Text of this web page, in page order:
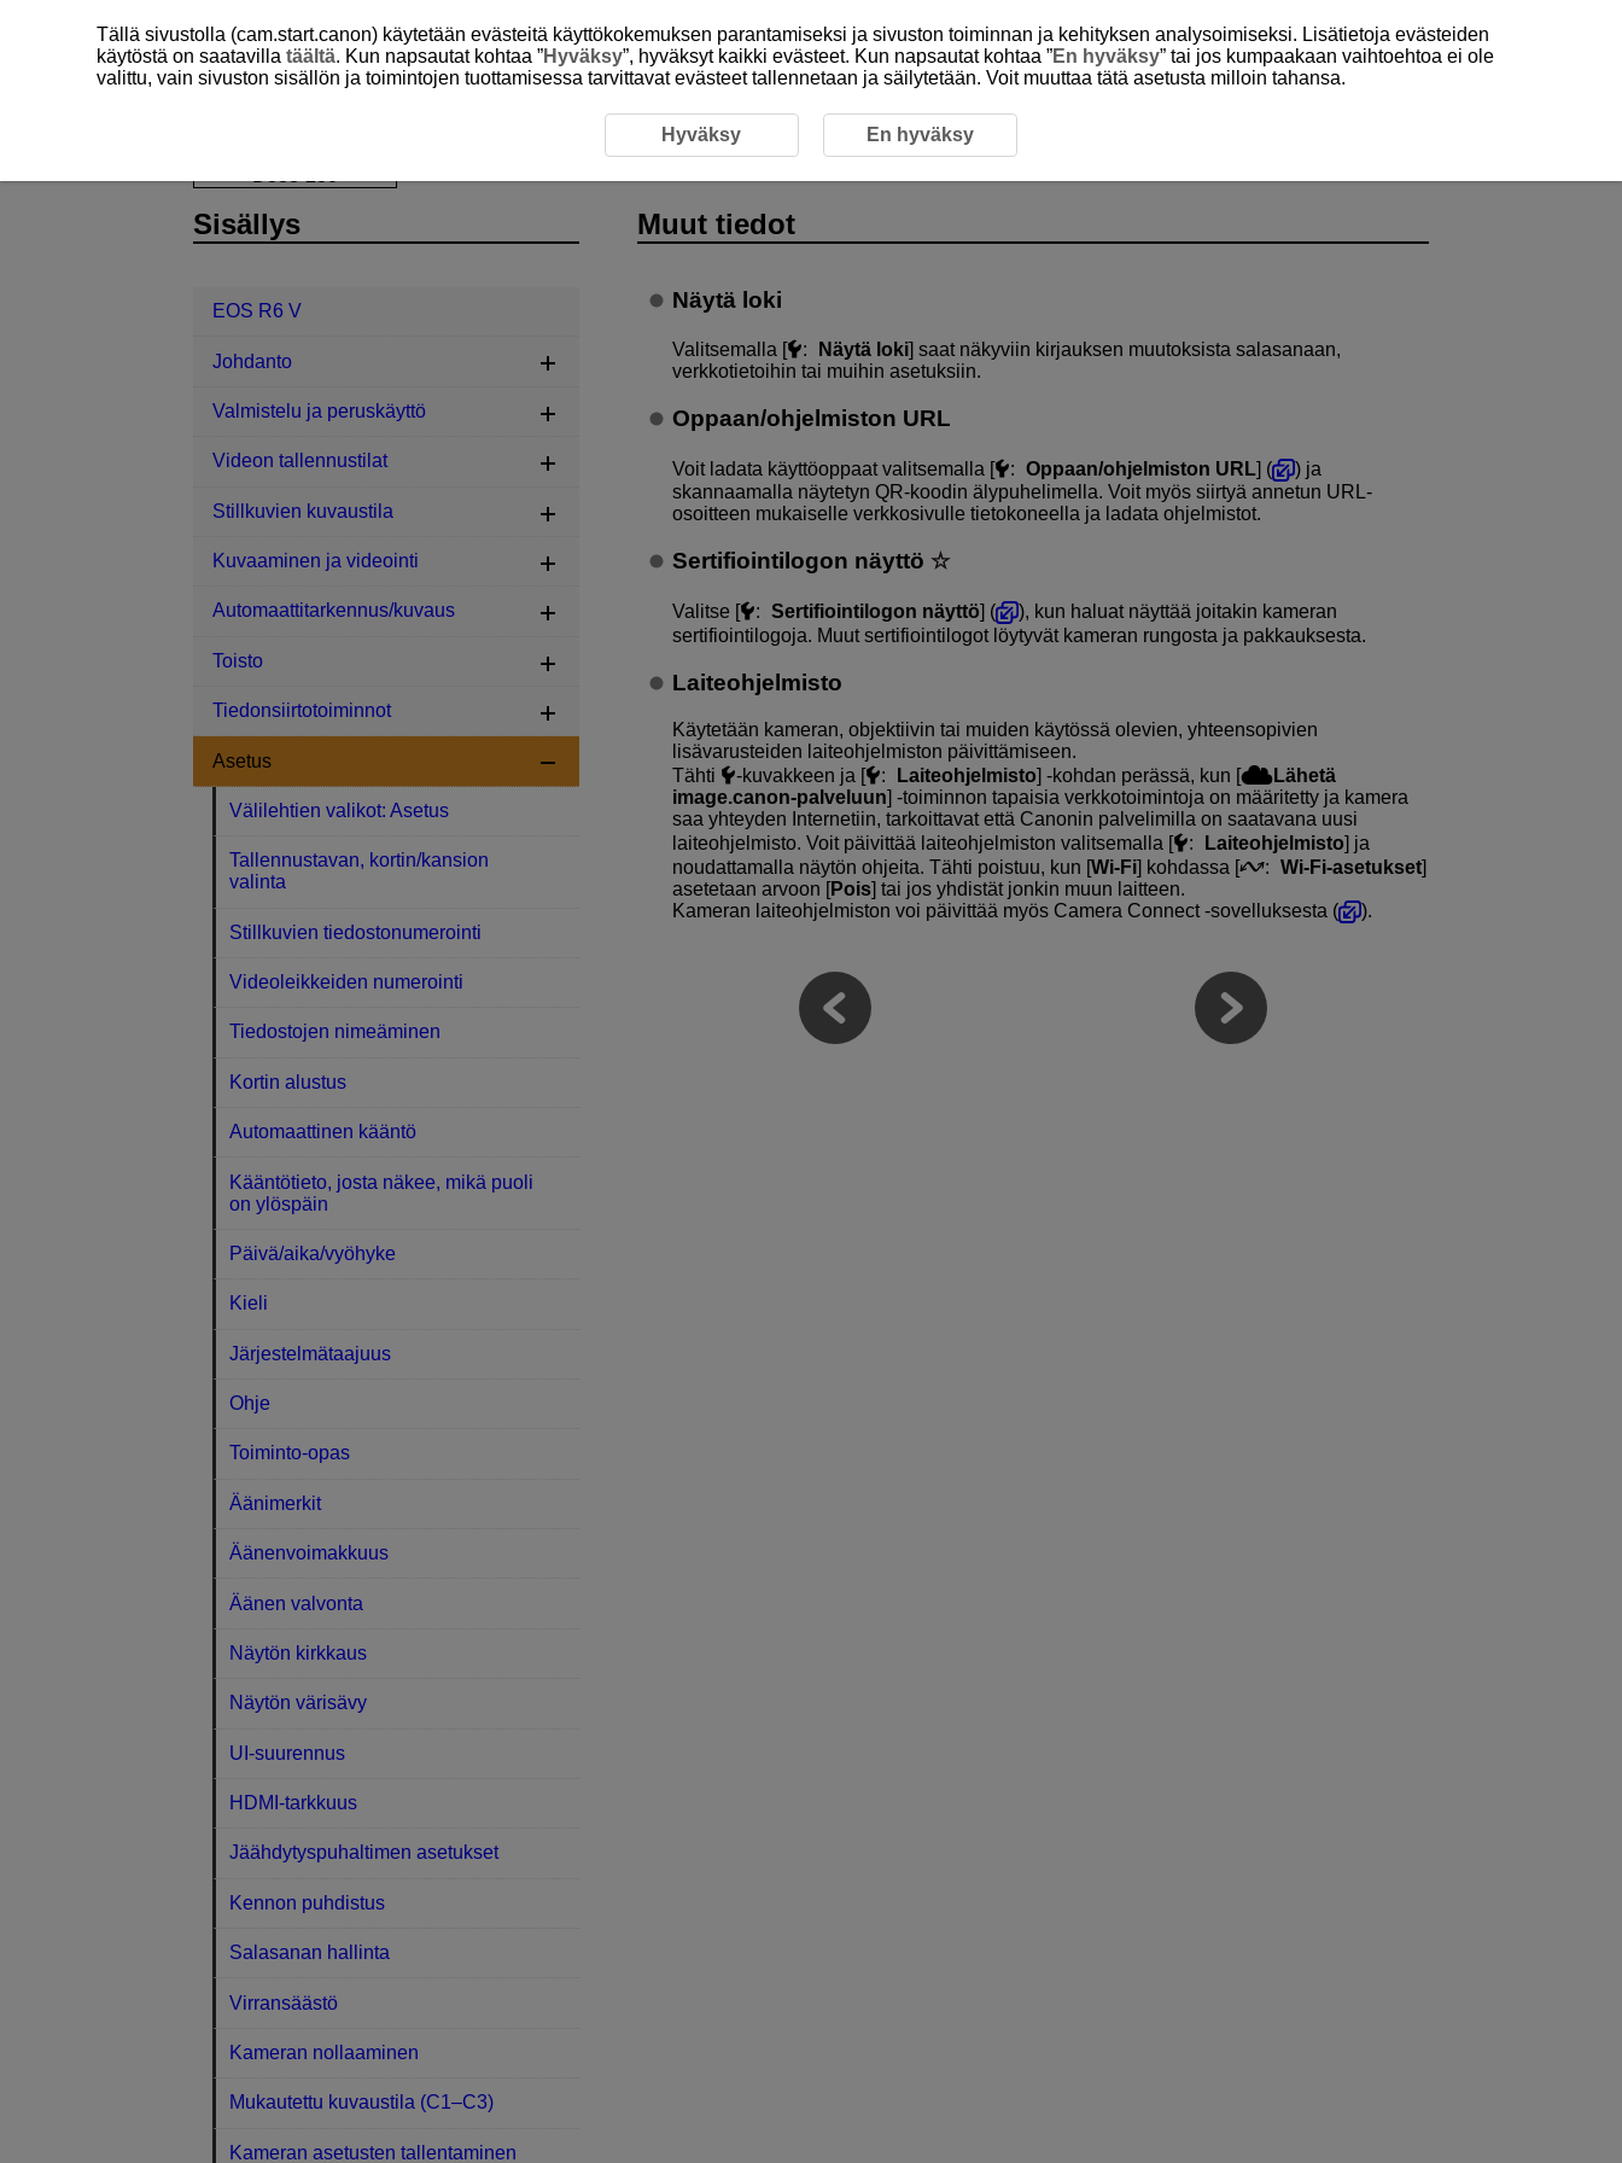
Muut tiedot
Näytä loki
Valitsemalla [ : Näytä loki] saat näkyviin kirjauksen muutoksista salasanaan,
verkkotietoihin tai muihin asetuksiin.
Oppaan/ohjelmiston URL
Voit ladata käyttöoppaat valitsemalla [ : Oppaan/ohjelmiston URL] (
) ja
skannaamalla näytetyn QR-koodin älypuhelimella. Voit myös siirtyä annetun URL-
osoitteen mukaiselle verkkosivulle tietokoneella ja ladata ohjelmistot.
Sertifiointilogon näyttö
Valitse [ : Sertifiointilogon näyttö] (
), kun haluat näyttää joitakin kameran
sertifiointilogoja. Muut sertifiointilogot löytyvät kameran rungosta ja pakkauksesta.
Laiteohjelmisto
Käytetään kameran, objektiivin tai muiden käytössä olevien, yhteensopivien
lisävarusteiden laiteohjelmiston päivittämiseen.
Tähti
-kuvakkeen ja [ : Laiteohjelmisto] ‑kohdan perässä, kun [
Lähetä
image.canon-palveluun] ‑toiminnon tapaisia verkkotoimintoja on määritetty ja kamera
saa yhteyden Internetiin, tarkoittavat että Canonin palvelimilla on saatavana uusi
laiteohjelmisto. Voit päivittää laiteohjelmiston valitsemalla [
: Laiteohjelmisto] ja
noudattamalla näytön ohjeita. Tähti poistuu, kun [Wi-Fi] kohdassa [ : Wi-Fi-asetukset]
asetetaan arvoon [Pois] tai jos yhdistät jonkin muun laitteen.
Kameran laiteohjelmiston voi päivittää myös Camera Connect ‑sovelluksesta (
).
Sisällys
EOS R6 V
Johdanto
Valmistelu ja peruskäyttö
Videon tallennustilat
Stillkuvien kuvaustila
Kuvaaminen ja videointi
Automaattitarkennus/kuvaus
Toisto
Tiedonsiirtotoiminnot
Asetus
Välilehtien valikot: Asetus
Tallennustavan, kortin/kansion
valinta
Stillkuvien tiedostonumerointi
Videoleikkeiden numerointi
Tiedostojen nimeäminen
Kortin alustus
Automaattinen kääntö
Kääntötieto, josta näkee, mikä puoli
on ylöspäin
Päivä/aika/vyöhyke
Kieli
Järjestelmätaajuus
Ohje
Toiminto-opas
Äänimerkit
Äänenvoimakkuus
Äänen valvonta
Näytön kirkkaus
Näytön värisävy
UI-suurennus
HDMI-tarkkuus
Jäähdytyspuhaltimen asetukset
Kennon puhdistus
Salasanan hallinta
Virransäästö
Kameran nollaaminen
Mukautettu kuvaustila (C1–C3)
Kameran asetusten tallentaminen
Tällä sivustolla (cam.start.canon) käytetään evästeitä käyttökokemuksen parantamiseksi ja sivuston toiminnan ja kehityksen analysoimiseksi. Lisätietoja evästeiden
käytöstä on saatavilla täältä. Kun napsautat kohtaa ”Hyväksy”, hyväksyt kaikki evästeet. Kun napsautat kohtaa ”En hyväksy” tai jos kumpaakaan vaihtoehtoa ei ole
valittu, vain sivuston sisällön ja toimintojen tuottamisessa tarvittavat evästeet tallennetaan ja säilytetään. Voit muuttaa tätä asetusta milloin tahansa.
Hyväksy En hyväksy